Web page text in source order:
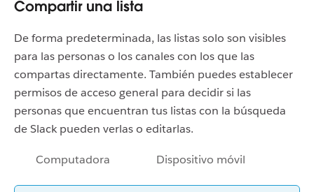
Compartir una lista
De forma predeterminada, las listas solo son visibles
para las personas o los canales con los que las
compartas directamente. También puedes establecer
permisos de acceso general para decidir si las
personas que encuentran tus listas con la búsqueda
de Slack pueden verlas o editarlas.
Computadora Dispositivo móvil